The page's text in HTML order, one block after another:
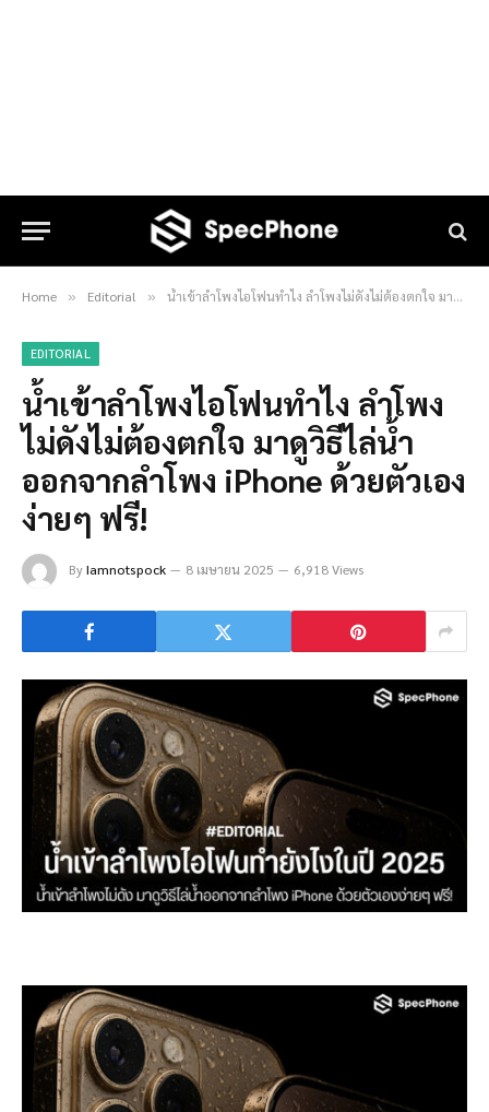
Home » Editorial » น้ำเข้าลำโพงไอโฟนทำไง ลำโพงไม่ดังไม่ต้องตกใจ มาดูวิธีไล่น้ำออกจากลำโพง iPhone ด้วยตัวเองง่ายๆ ฟรี!
EDITORIAL
น้ำเข้าลำโพงไอโฟนทำไง ลำโพง
ไม่ดังไม่ต้องตกใจ มาดูวิธีไล่น้ำ
ออกจากลำโพง iPhone ด้วยตัวเอง
ง่ายๆ ฟรี!
ByIamnotspock 8 เมษายน 2025 6,918 Views